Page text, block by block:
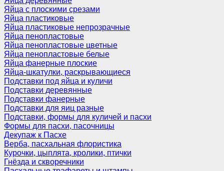
Яйца с плоскими срезами
Яйца пластиковые
Яйца пластиковые непрозрачные
Яйца пенопластовые
Яйца пенопластовые цветные
Яйца пенопластовые белые
Яйца фанерные плоские
Яйца-шкатулки, раскрывающиеся
Подставки под яйца и куличи
Подставки деревянные
Подставки фанерные
Подставки для яиц разные
Подставки, формы для куличей и пасхи
Формы для пасхи, пасочницы
Декупаж к Пасхе
Верба, пасхальная флористика
Курочки, цыплята, кролики, птички
Гнёзда и скворечники